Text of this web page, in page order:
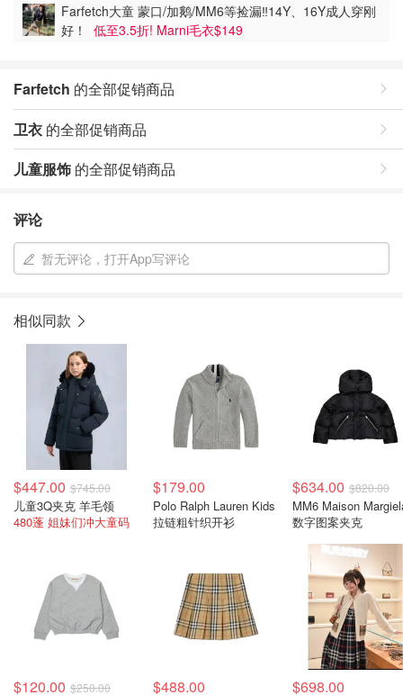
Farfetch大童 蒙口/加鹅/MM6等捡漏‼️14Y、16Y成人穿刚
好！ 低至3.5折! Marni毛衣$149
Farfetch 的全部促销商品
卫衣 的全部促销商品
儿童服饰 的全部促销商品
评论
暂无评论，打开App写评论
相似同款
$447.00 $745.00
儿童3Q夹克 羊毛领
480蓬 姐妹们冲大童码
$179.00
Polo Ralph Lauren Kids
拉链粗针织开衫
$634.00 $820.00
MM6 Maison
数字图案夹克
$120.00 $250.00 $488.00 $698.00